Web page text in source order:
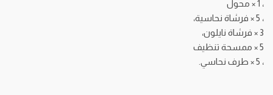
، 1 × محول
، 5 × فرشاة نحاسية،
3 × فرشاة نايلون،
5 × ممسحة تنظيف
، 5 × طرف نحاسي.